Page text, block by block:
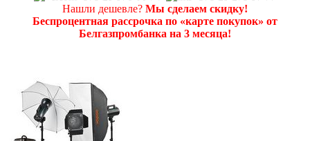
Нашли дешевле? Мы сделаем скидку!
Беспроцентная рассрочка по «карте покупок» от
Белгазпромбанка на 3 месяца!